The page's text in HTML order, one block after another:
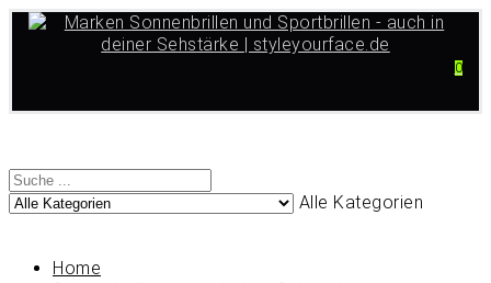
0
Alle Kategorien
Home